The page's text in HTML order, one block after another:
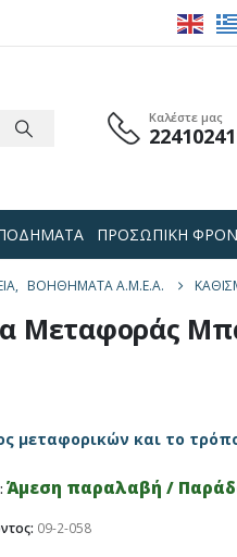
Καλέστε μας
ΠΡΟΣΩΠΙΚΗ
, ΒΟΗΘΉΜΑΤΑ Α.Μ.Ε.Α.
Μεταφοράς
μεταφορικών και το
Άμεση παραλαβή /
09-2-058